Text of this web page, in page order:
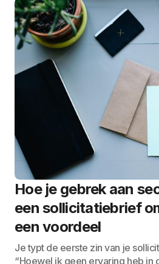
Hoe je gebrek aan
een sollicitatiebrief
een voordeel
Je typt de eerste zin van je
“Hoewel ik geen ervaring heb in